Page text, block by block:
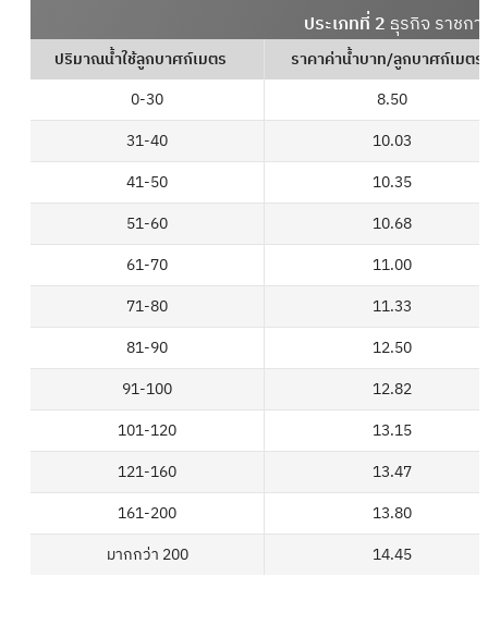
ประเภทที่ 2 ธุรกิจ ราชก
ปริมาณน้ำใช้ลูกบาศก์เมตร
ราคาค่าน้ำบาท/ลูกบาศก์เมต
0-30
8.50
31-40
10.03
41-50
10.35
51-60
10.68
61-70
11.00
71-80
11.33
81-90
12.50
91-100
12.82
101-120
13.15
121-160
13.47
161-200
13.80
มากกว่า 200
14.45